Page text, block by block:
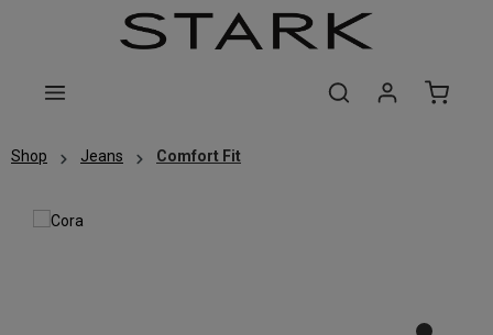
Zum Hauptinhalt springen
Shop Jeans Comfort Fit